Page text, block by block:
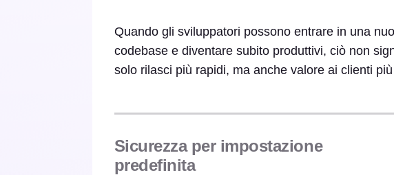
Quando gli sviluppatori possono entrare in una
codebase e diventare subito produttivi, ciò non
solo rilasci più rapidi, ma anche valore ai clienti
Sicurezza per impostazione
predefinita